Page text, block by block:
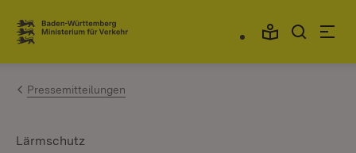
Zum Inhalt springen
Link zur Startseite
Pressemitteilungen
Lärmschutz